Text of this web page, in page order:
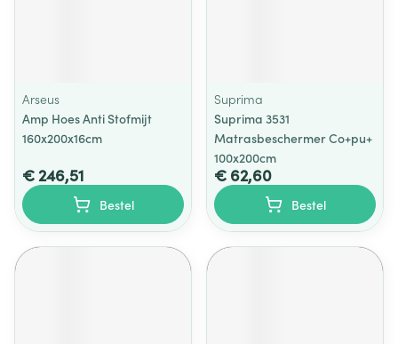
Arseus
Amp Hoes Anti Stofmijt
160x200x16cm
€ 246,51
Bestel
Suprima
Suprima 3531
Matrasbeschermer Co+pu+
100x200cm
€ 62,60
Bestel